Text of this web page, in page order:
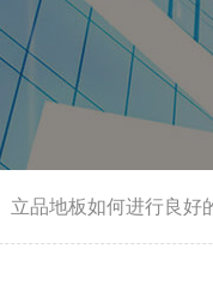
立品地板如何进行良好